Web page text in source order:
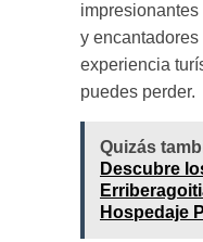
y
experiencia
puedes perder.
Quizás
Descubre
Hospedaje